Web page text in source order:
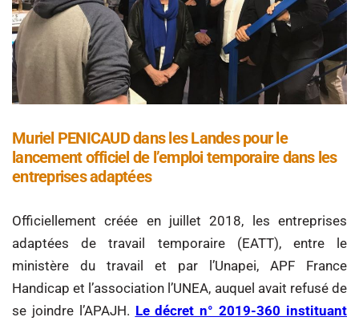
Muriel PENICAUD dans les Landes pour le
lancement officiel de l’emploi temporaire dans les
entreprises adaptées
Officiellement créée en juillet 2018, les entreprises
adaptées de travail temporaire (EATT), entre le
ministère du travail et par l’Unapei, APF France
Handicap et l’association l’UNEA, auquel avait refusé de
se joindre l’APAJH. Le décret n° 2019-360 instituant